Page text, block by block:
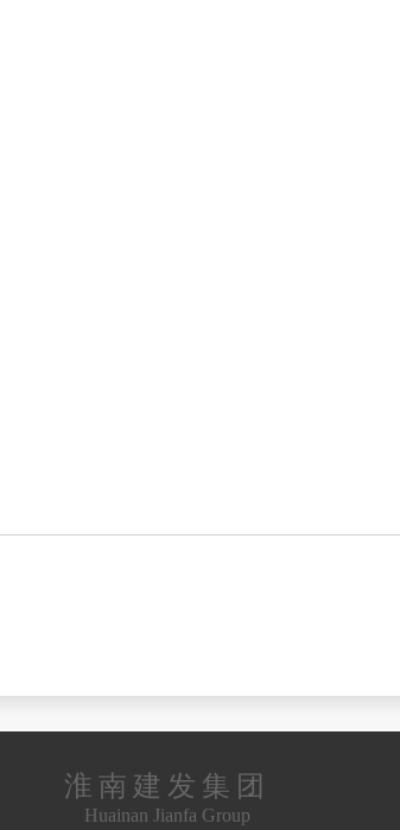
淮南建发集团
Huainan Jianfa Group